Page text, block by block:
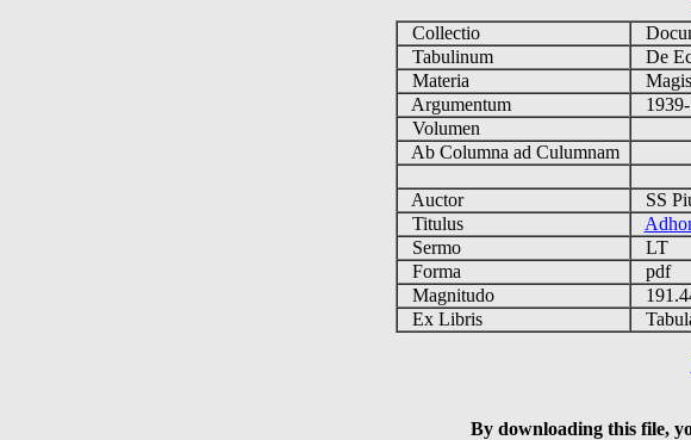
Collectio
Tabulinum
De
Materia
Argumentum
1939-
Volumen
Ab Columna ad Culumnam
Auctor
SS
Titulus
Sermo
LT
Forma
pdf
Magnitudo
Ex Libris
By downloading this file,